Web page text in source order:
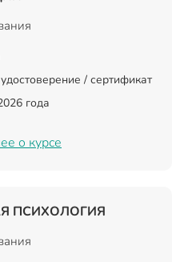
удостоверение / сертификат
года
о курсе
ПСИХОЛОГИЯ